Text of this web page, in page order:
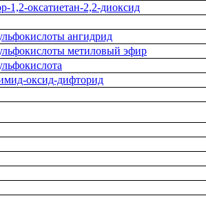
1,2-оксатиетан-2,2-диоксид
ангидрид
метиловый эфир
оксид-дифторид